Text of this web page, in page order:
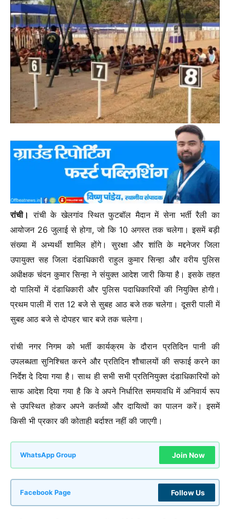
रांची। रांची के खेलगांव स्थित फुटबॉल मैदान में सेना भर्ती रैली का
आयोजन 26 जुलाई से होगा, जो कि 10 अगस्त तक चलेगा। इसमें बड़ी
संख्या में अभ्यर्थी शामिल होंगे। सुरक्षा और शांति के मद्दनेजर जिला
उपायुक्त सह जिला दंडाधिकारी राहुल कुमार सिन्हा और वरीय पुलिस
अधीक्षक चंदन कुमार सिन्हा ने संयुक्त आदेश जारी किया है। इसके तहत
दो पालियों में दंडाधिकारी और पुलिस पदाधिकारियों की नियुक्ति होगी।
प्रथम पाली में रात 12 बजे से सुबह आठ बजे तक चलेगा। दूसरी पाली में
सुबह आठ बजे से दोपहर चार बजे तक चलेगा।
रांची नगर निगम को भर्ती कार्यक्रम के दौरान प्रतिदिन पानी की
उपलब्धता सुनिश्चित करने और प्रतिदिन शौचालयों की सफाई करने का
निर्देश दे दिया गया है। साथ ही सभी सभी प्रतिनियुक्त दंडाधिकारियों को
साफ आदेश दिया गया है कि वे अपने निर्धारित समयावधि में अनिवार्य रूप
से उपस्थित होकर अपने कर्तव्यों और दायित्वों का पालन करें। इसमें
किसी भी प्रकार की कोताही बर्दाश्त नहीं की जाएगी।
WhatsApp Group Join Now
Facebook Page Follow Us